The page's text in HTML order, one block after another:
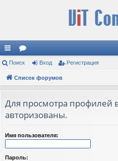
с
ы
и
ор
ум
Поиск Вход Регистрация
Список форумов
Для просмотра профилей
авторизованы.
Имя пользователя:
Пароль: